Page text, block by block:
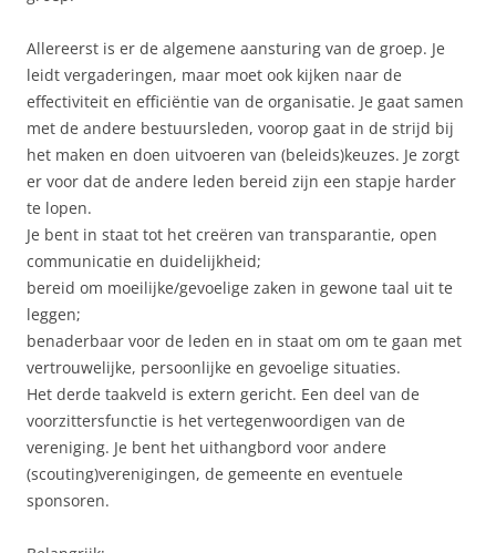
Allereerst is er de algemene aansturing van de groep. Je
leidt vergaderingen, maar moet ook kijken naar de
effectiviteit en efficiëntie van de organisatie. Je gaat samen
met de andere bestuursleden, voorop gaat in de strijd bij
het maken en doen uitvoeren van (beleids)keuzes. Je zorgt
er voor dat de andere leden bereid zijn een stapje harder
te lopen.
Je bent in staat tot het creëren van transparantie, open
communicatie en duidelijkheid;
bereid om moeilijke/gevoelige zaken in gewone taal uit te
leggen;
benaderbaar voor de leden en in staat om om te gaan met
vertrouwelijke, persoonlijke en gevoelige situaties.
Het derde taakveld is extern gericht. Een deel van de
voorzittersfunctie is het vertegenwoordigen van de
vereniging. Je bent het uithangbord voor andere
(scouting)verenigingen, de gemeente en eventuele
sponsoren.